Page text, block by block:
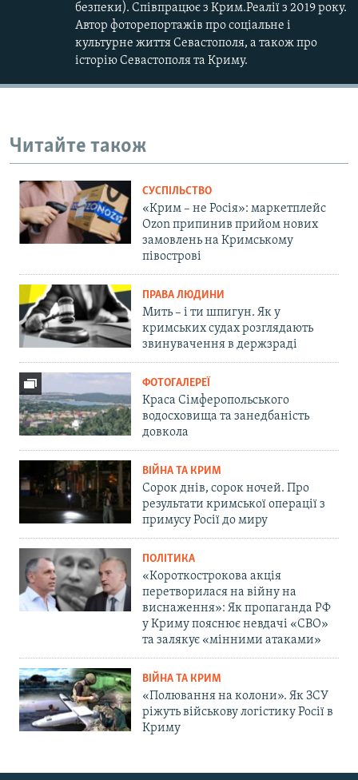
безпеки). Співпрацює з Крим.Реалії з 2019 року.
Автор фоторепортажів про соціальне і
культурне життя Севастополя, а також про
історію Севастополя та Криму.
Читайте також
СУСПІЛЬСТВО
«Крим – не Росія»: маркетплейс
Ozon припинив прийом нових
замовлень на Кримському
півострові
ПРАВА ЛЮДИНИ
Мить – і ти шпигун. Як у
кримських судах розглядають
звинувачення в держзраді
ФОТОГАЛЕРЕЇ
Краса Сімферопольського
водосховища та занедбаність
довкола
ВІЙНА ТА КРИМ
Сорок днів, сорок ночей. Про
результати кримської операції з
примусу Росії до миру
ПОЛІТИКА
«Короткострокова акція
перетворилася на війну на
виснаження»: Як пропаганда РФ
у Криму пояснює невдачі «СВО»
та залякує «мінними атаками»
ВІЙНА ТА КРИМ
«Полювання на колони». Як ЗСУ
ріжуть військову логістику Росії в
Криму